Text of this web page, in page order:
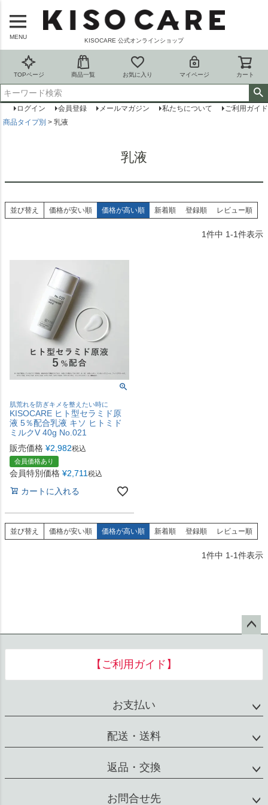
MENU
KISOCARE 公式オンラインショップ
TOPページ 商品一覧 お気に入り マイページ カート
ログイン 会員登録 メールマガジン 私たちについて
ご利用ガイド
商品タイプ別
乳液
乳液
並び替え 価格が安い順 価格が高い順 新着順 登録順 レビュー順
1件中 1-1件表示
肌荒れを防ぎキメを整えたい時に
KISOCARE ヒト型セラミド原
液 5％配合乳液 キソ ヒトミド
ミルクV 40g No.021
販売価格 ¥2,982税込
会員価格あり
会員特別価格 ¥2,711 税込
カートに入れる
並び替え 価格が安い順 価格が高い順 新着順 登録順 レビュー順
1件中 1-1件表示
へ
【ご利用ガイド】
お支払い
配送・送料
返品・交換
お問合せ先